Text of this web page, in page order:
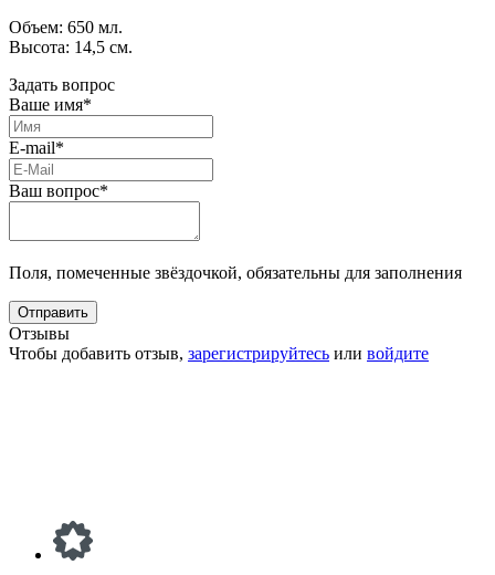
Объем: 650 мл.
Высота: 14,5 см.
Задать вопрос
Ваше имя*
E-mail*
Ваш вопрос*
Поля, помеченные звёздочкой, обязательны для заполнения
Отзывы
Чтобы добавить отзыв, зарегистрируйтесь или войдите